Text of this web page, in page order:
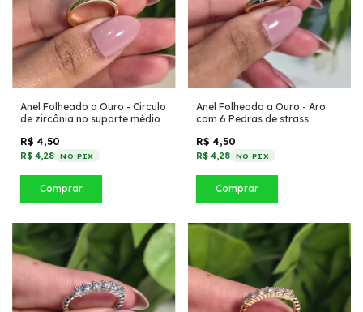
Anel Folheado a Ouro - Circulo
de zircônia no suporte médio
R$ 4,50
R$ 4,28 NO PIX
Comprar
Anel Folheado a Ouro - Aro
com 6 Pedras de strass
R$ 4,50
R$ 4,28 NO PIX
Comprar